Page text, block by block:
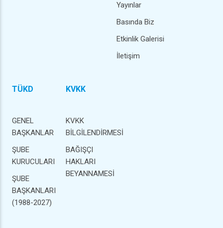
Yayınlar
Basında Biz
Etkinlik Galerisi
İletişim
TÜKD
GENEL
BAŞKANLAR
ŞUBE
KURUCULARI
ŞUBE
BAŞKANLARI
(1988-2027)
KVKK
KVKK
BİLGİLENDİRMESİ
BAĞIŞÇI
HAKLARI
BEYANNAMESİ